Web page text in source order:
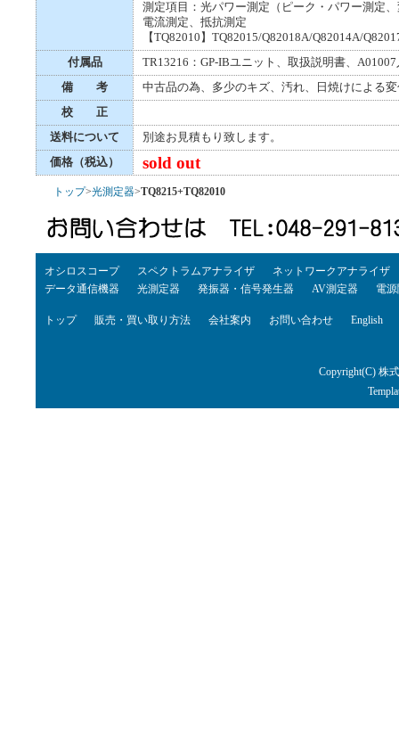
測定項目：光パワー測定（ピーク・パワー測定
電流測定、抵抗測定
【TQ82010】TQ82015/Q82018A/Q82014A/
付属品
TR13216：GP-IBユニット、取扱説明書、
備 考
中古品の為、多少のキズ、汚れ、日焼けによる
校 正
送料について
別途お見積もり致します。
価格（税込）
sold out
トップ>光測定器>TQ8215+TQ82010
オシロスコープ スペクトラムアナライザ
ネットワークアナライザ
データ通信機器
光測定器 発振器・信号発生器 AV測定器 電
トップ 販売・買い取り方法 会社案内 お問い合わせ English
Copyright(C) 株